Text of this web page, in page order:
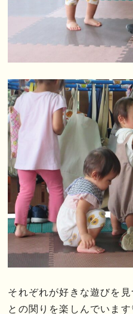
それぞれが好きな遊びを
との関りを楽しんでいま